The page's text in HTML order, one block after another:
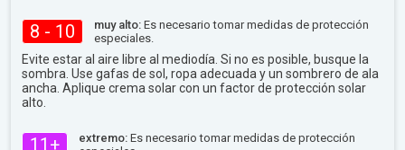
8 - 10 muy alto: Es necesario tomar medidas de protección
especiales.
Evite estar al aire libre al mediodía. Si no es posible, busque la
sombra. Use gafas de sol, ropa adecuada y un sombrero de ala
ancha. Aplique crema solar con un factor de protección solar
alto.
11+ extremo: Es necesario tomar medidas de protección